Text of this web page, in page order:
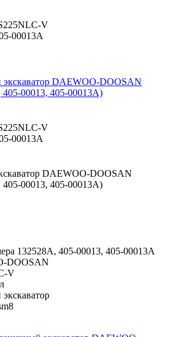
V
00013A
V
00013A
DAEWOO-DOOSAN
00013, 405-00013A)
132528A, 405-00013, 405-00013A
DOOSAN
V